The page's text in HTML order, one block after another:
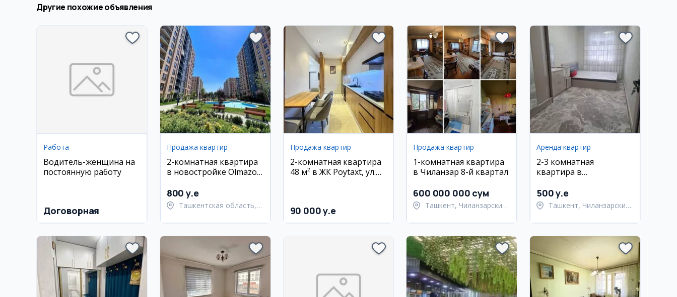
Другие похожие объявления
Работа
Водитель-женщина на
постоянную работу
Договорная
Продажа квартир
2-комнатная квартира
в новостройке Olmazor
800 y.e
Ташкентская область,
Продажа квартир
2-комнатная квартира
48 м² в ЖК Poytaxt, ул.
90 000 y.e
Продажа квартир
1-комнатная квартира
в Чиланзар 8-й квартал
600 000 000 сум
Ташкент, Чиланзарский
Аренда квартир
2-3 комнатная
квартира в
Думбирабад, 3 этаж
500 y.e
Ташкент, Чиланзарский